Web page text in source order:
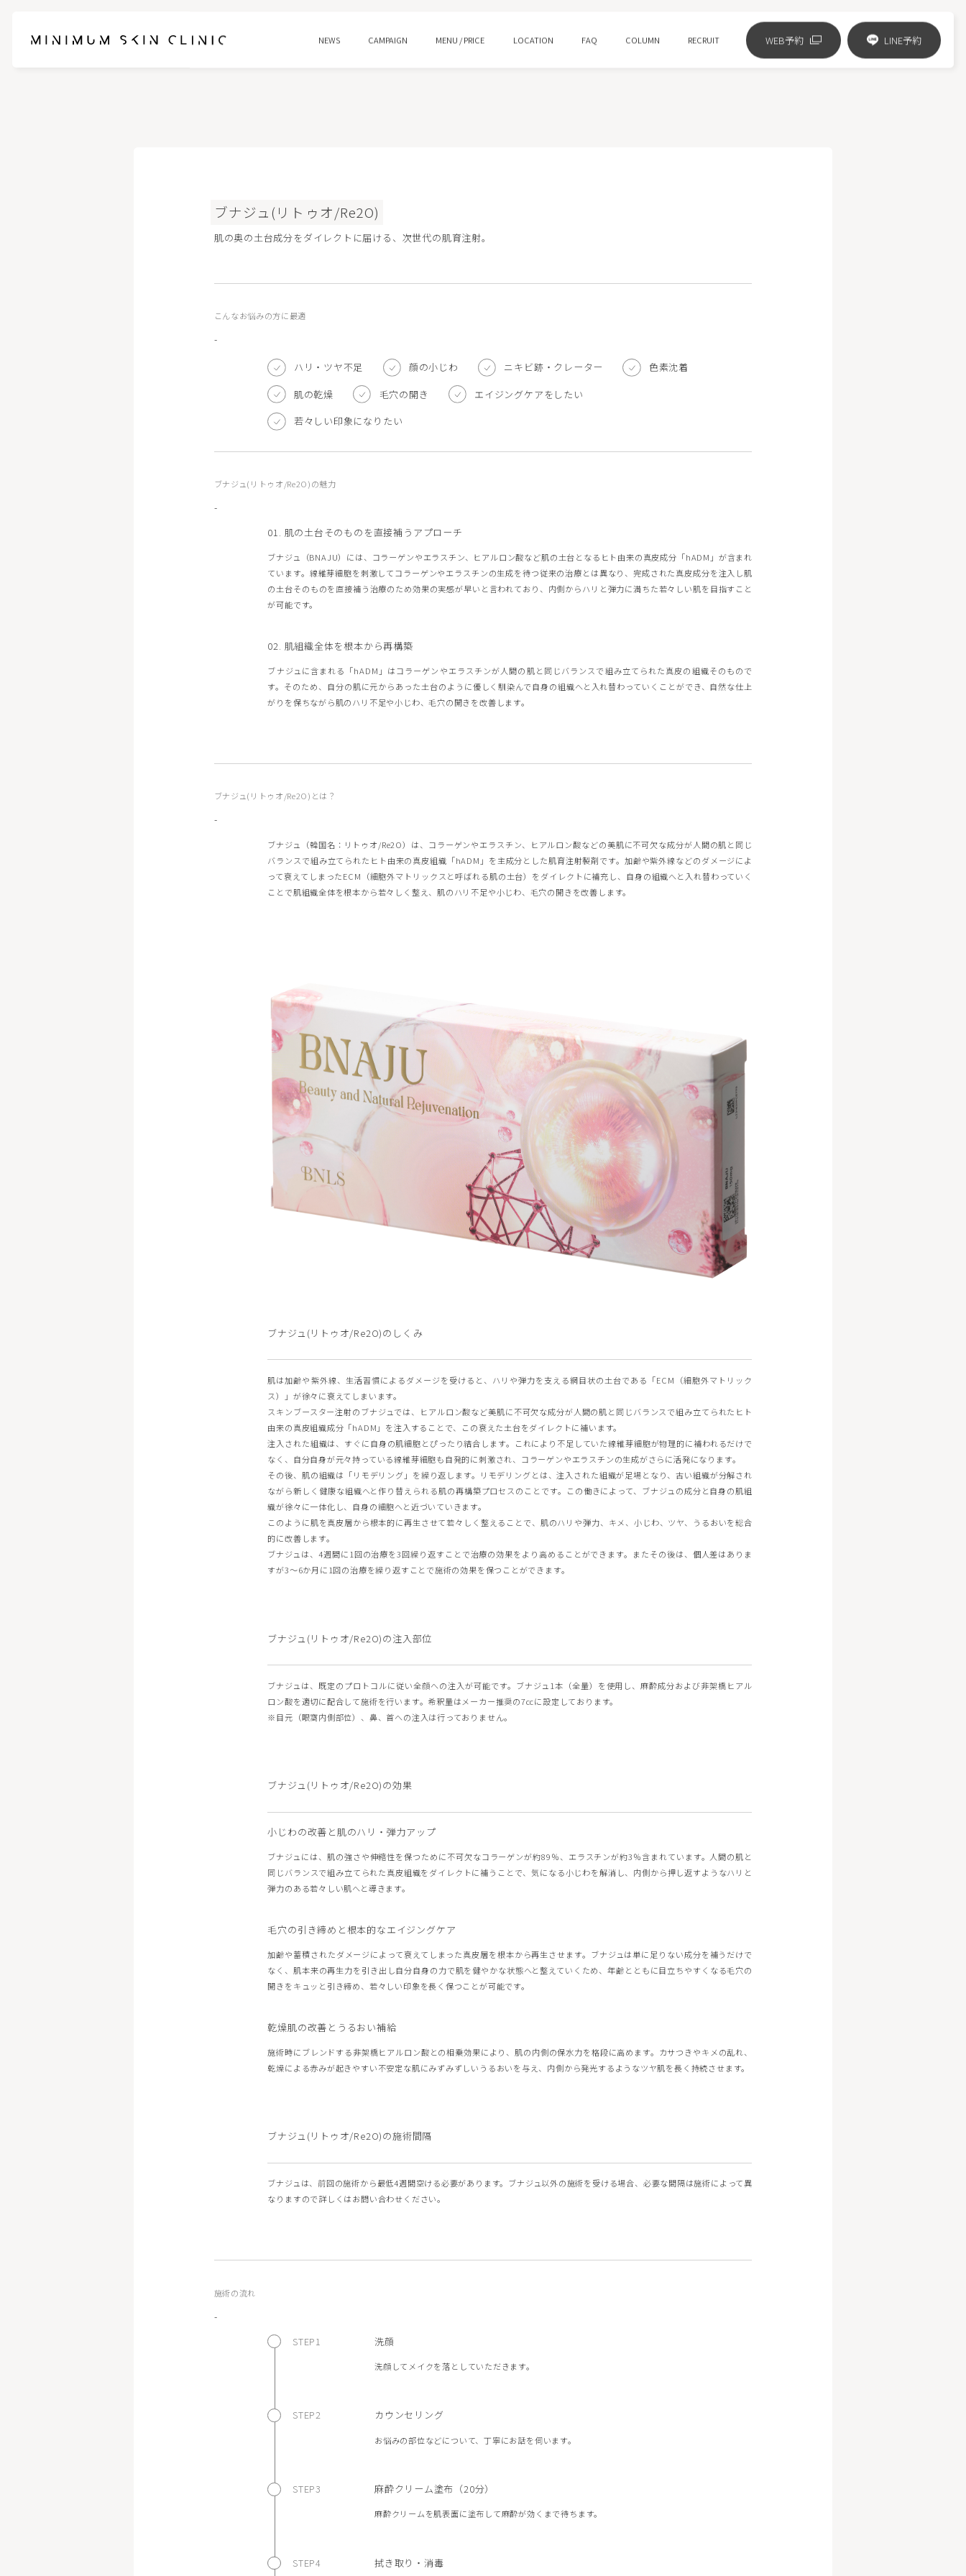
ブナジュ(リトゥオ/Re2O)
肌の奥の土台成分をダイレクトに届ける、次世代の肌育注射。
こんなお悩みの方に最適
-
ハリ・ツヤ不足 顔の小じわ ニキビ跡・クレーター
色素沈着
肌の乾燥
毛穴の開き
エイジングケアをしたい
若々しい印象になりたい
ブナジュ(リトゥオ/Re2O)の魅力
-
01. 肌の土台そのものを直接補うアプローチ
ブナジュ（BNAJU）には、コラーゲンやエラスチン、ヒアルロン酸など肌の土台となるヒト由来の真皮成分「hADM」が含まれ
ています。線維芽細胞を刺激してコラーゲンやエラスチンの生成を待つ従来の治療とは異なり、完成された真皮成分を注入し肌
の土台そのものを直接補う治療のため効果の実感が早いと言われており、内側からハリと弾力に満ちた若々しい肌を目指すこと
が可能です。
02. 肌組織全体を根本から再構築
ブナジュに含まれる「hADM」はコラーゲンやエラスチンが人間の肌と同じバランスで組み立てられた真皮の組織そのもので
す。そのため、自分の肌に元からあった土台のように優しく馴染んで自身の組織へと入れ替わっていくことができ、自然な仕上
がりを保ちながら肌のハリ不足や小じわ、毛穴の開きを改善します。
ブナジュ(リトゥオ/Re2O)とは？
-
ブナジュ（韓国名：リトゥオ/Re2O）は、コラーゲンやエラスチン、ヒアルロン酸などの美肌に不可欠な成分が人間の肌と同じ
バランスで組み立てられたヒト由来の真皮組織「hADM」を主成分とした肌育注射製剤です。加齢や紫外線などのダメージによ
って衰えてしまったECM（細胞外マトリックスと呼ばれる肌の土台）をダイレクトに補充し、自身の組織へと入れ替わっていく
ことで肌組織全体を根本から若々しく整え、肌のハリ不足や小じわ、毛穴の開きを改善します。
ブナジュ(リトゥオ/Re2O)のしくみ
肌は加齢や紫外線、生活習慣によるダメージを受けると、ハリや弾力を支える網目状の土台である「ECM（細胞外マトリック
ス）」が徐々に衰えてしまいます。
スキンブースター注射のブナジュでは、ヒアルロン酸など美肌に不可欠な成分が人間の肌と同じバランスで組み立てられたヒト
由来の真皮組織成分「hADM」を注入することで、この衰えた土台をダイレクトに補います。
注入された組織は、すぐに自身の肌細胞とぴったり結合します。これにより不足していた線維芽細胞が物理的に補われるだけで
なく、自分自身が元々持っている線維芽細胞も自発的に刺激され、コラーゲンやエラスチンの生成がさらに活発になります。
その後、肌の組織は「リモデリング」を繰り返します。リモデリングとは、注入された組織が足場となり、古い組織が分解され
ながら新しく健康な組織へと作り替えられる肌の再構築プロセスのことです。この働きによって、ブナジュの成分と自身の肌組
織が徐々に一体化し、自身の細胞へと近づいていきます。
このように肌を真皮層から根本的に再生させて若々しく整えることで、肌のハリや弾力、キメ、小じわ、ツヤ、うるおいを総合
的に改善します。
ブナジュは、4週間に1回の治療を3回繰り返すことで治療の効果をより高めることができます。またその後は、個人差はありま
すが3～6か月に1回の治療を繰り返すことで施術の効果を保つことができます。
ブナジュ(リトゥオ/Re2O)の注入部位
ブナジュは、既定のプロトコルに従い全顔への注入が可能です。ブナジュ1本（全量）を使用し、麻酔成分および非架橋ヒアル
ロン酸を適切に配合して施術を行います。希釈量はメーカー推奨の7ccに設定しております。
※目元（眼窩内側部位）、鼻、首への注入は行っておりません。
ブナジュ(リトゥオ/Re2O)の効果
小じわの改善と肌のハリ・弾力アップ
ブナジュには、肌の強さや伸縮性を保つために不可欠なコラーゲンが約89％、エラスチンが約3％含まれています。人間の肌と
同じバランスで組み立てられた真皮組織をダイレクトに補うことで、気になる小じわを解消し、内側から押し返すようなハリと
弾力のある若々しい肌へと導きます。
毛穴の引き締めと根本的なエイジングケア
加齢や蓄積されたダメージによって衰えてしまった真皮層を根本から再生させます。ブナジュは単に足りない成分を補うだけで
なく、肌本来の再生力を引き出し自分自身の力で肌を健やかな状態へと整えていくため、年齢とともに目立ちやすくなる毛穴の
開きをキュッと引き締め、若々しい印象を長く保つことが可能です。
乾燥肌の改善とうるおい補給
施術時にブレンドする非架橋ヒアルロン酸との相乗効果により、肌の内側の保水力を格段に高めます。カサつきやキメの乱れ、
乾燥による赤みが起きやすい不安定な肌にみずみずしいうるおいを与え、内側から発光するようなツヤ肌を長く持続させます。
ブナジュ(リトゥオ/Re2O)の施術間隔
ブナジュは、前回の施術から最低4週間空ける必要があります。ブナジュ以外の施術を受ける場合、必要な間隔は施術によって異
なりますので詳しくはお問い合わせください。
施術の流れ
-
STEP1
洗顔
洗顔してメイクを落としていただきます。
STEP2 カウンセリング
お悩みの部位などについて、丁寧にお話を伺います。
STEP3 麻酔クリーム塗布（20分）
麻酔クリームを肌表面に塗布して麻酔が効くまで待ちます。
STEP4 拭き取り・消毒
ボツリヌストキシン注射（ボツラックス） スキンボトックス
脂肪溶解注射カベリン ヒアルロン酸注射チャウムプレミアム
医療脱毛
NEWS CAMPAIGN MENU / PRICE LOCATION FAQ COLUMN RECRUIT WEB予約 LINE予約